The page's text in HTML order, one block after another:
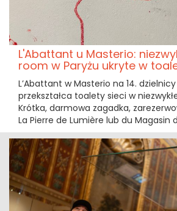
L'Abattant u Masterio:
room w Paryżu ukryte w
L’Abattant w Masterio na 14. dzielnicy
przekształca toalety sieci w
Krótka, darmowa zagadka,
La Pierre de Lumière lub du Magasin